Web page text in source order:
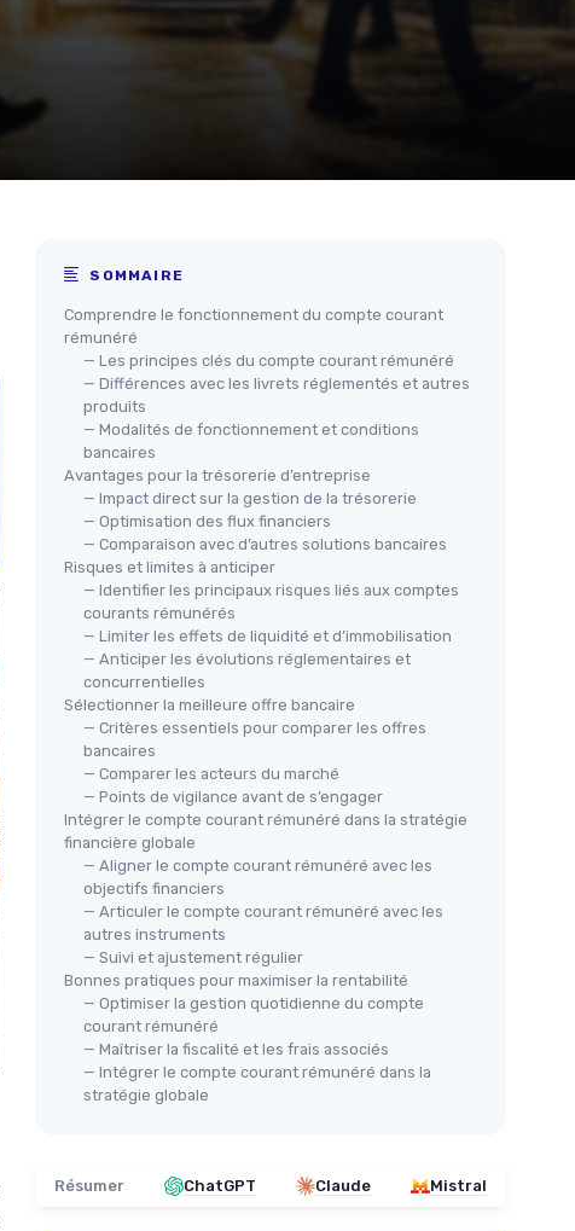
SOMMAIRE
Comprendre le fonctionnement du compte courant
rémunéré
— Les principes clés du compte courant rémunéré
— Différences avec les livrets réglementés et autres
produits
— Modalités de fonctionnement et conditions
bancaires
Avantages pour la trésorerie d’entreprise
— Impact direct sur la gestion de la trésorerie
— Optimisation des flux financiers
— Comparaison avec d’autres solutions bancaires
Risques et limites à anticiper
— Identifier les principaux risques liés aux comptes
courants rémunérés
— Limiter les effets de liquidité et d’immobilisation
— Anticiper les évolutions réglementaires et
concurrentielles
Sélectionner la meilleure offre bancaire
— Critères essentiels pour comparer les offres
bancaires
— Comparer les acteurs du marché
— Points de vigilance avant de s’engager
Intégrer le compte courant rémunéré dans la stratégie
financière globale
— Aligner le compte courant rémunéré avec les
objectifs financiers
— Articuler le compte courant rémunéré avec les
autres instruments
— Suivi et ajustement régulier
Bonnes pratiques pour maximiser la rentabilité
— Optimiser la gestion quotidienne du compte
courant rémunéré
— Maîtriser la fiscalité et les frais associés
— Intégrer le compte courant rémunéré dans la
stratégie globale
Résumer ChatGPT Claude Mistral